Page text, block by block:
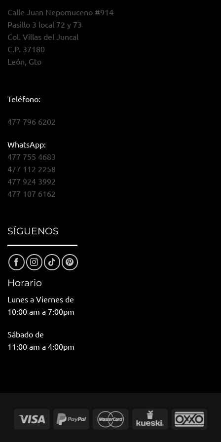
Calle Juan Nepomuceno #914
Pasillo 3 local 72 y 73
Col. Villas del Juncal
C.P. 37180
León, Gto
Teléfono:
477 796 6202
WhatsApp:
477 755 4683
477 112 2258
477 924 3992
477 107 6162
SÍGUENOS
Horario
Lunes a Viernes de
10:00 am a 7:00pm
Sábado de
11:00 am a 4:00pm